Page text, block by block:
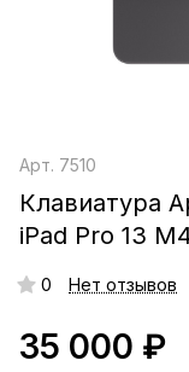
Арт. 7510
Клавиатура
iPad Pro 13
0 Нет отзывов
35 000 ₽